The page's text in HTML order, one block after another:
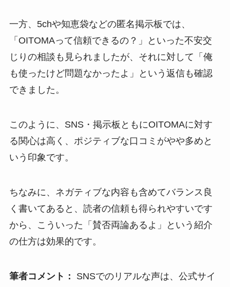
一方、5chや知恵袋などの匿名掲示板では、
「OITOMAって信頼できるの？」といった不安交
じりの相談も見られましたが、それに対して「俺
も使ったけど問題なかったよ」という返信も確認
できました。
このように、SNS・掲示板ともにOITOMAに対す
る関心は高く、ポジティブな口コミがやや多めと
いう印象です。
ちなみに、ネガティブな内容も含めてバランス良
く書いてあると、読者の信頼も得られやすいです
から、こういった「賛否両論あるよ」という紹介
の仕方は効果的です。
筆者コメント： SNSでのリアルな声は、公式サイ